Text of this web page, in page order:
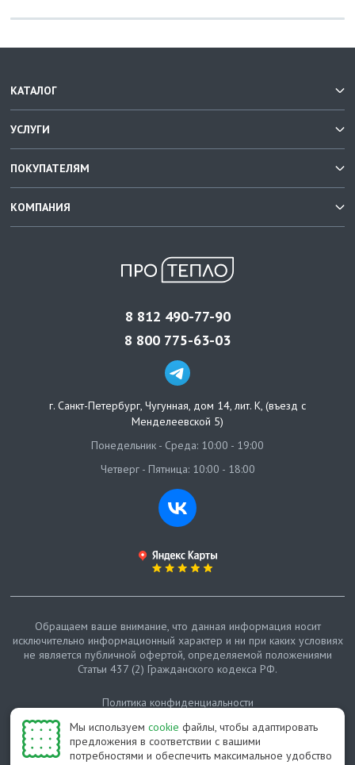
Мы используем cookie файлы, чтобы адаптировать
предложения в соответствии с вашими
потребностями и обеспечить максимальное удобство
КАТАЛОГ
УСЛУГИ
ПОКУПАТЕЛЯМ
КОМПАНИЯ
8 812 490-77-90
8 800 775-63-03
г. Санкт-Петербург, Чугунная, дом 14, лит. К, (въезд с
Менделеевской 5)
Понедельник - Среда: 10:00 - 19:00
Четверг - Пятница: 10:00 - 18:00
© Протепло-СПб, 2011-2026
Обращаем ваше внимание, что данная информация носит
исключительно информационный характер и ни при каких условиях
не является публичной офертой, определяемой положениями
Статьи 437 (2) Гражданского кодекса РФ.
Политика конфиденциальности
Карта сайта